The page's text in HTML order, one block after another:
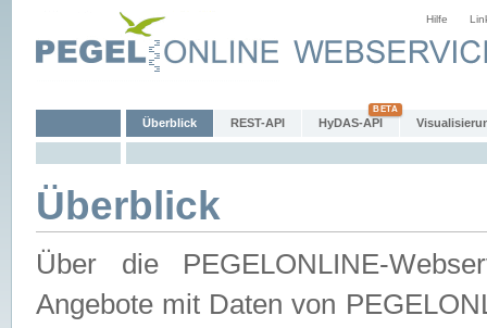
Hilfe
Überblick REST-API HyDAS-API
Überblick
Über die PEGELONLINE-
Angebote mit Daten von